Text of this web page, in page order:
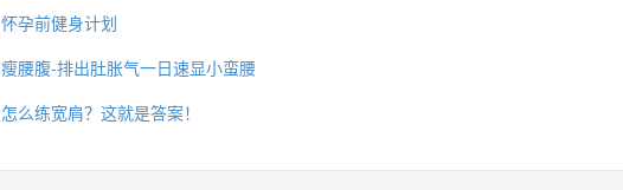
怀孕前健身计划
瘦腰腹-排出肚胀气一日速显小蛮腰
怎么练宽肩？这就是答案！